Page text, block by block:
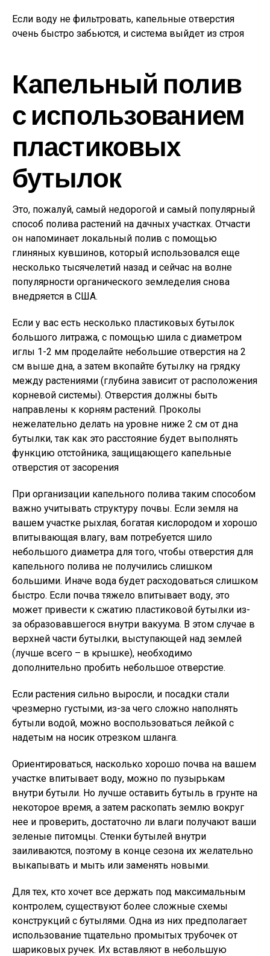
Если воду не фильтровать, капельные отверстия
очень быстро забьются, и система выйдет из строя
Капельный полив
с использованием
пластиковых
бутылок
Это, пожалуй, самый недорогой и самый популярный
способ полива растений на дачных участках. Отчасти
он напоминает локальный полив с помощью
глиняных кувшинов, который использовался еще
несколько тысячелетий назад и сейчас на волне
популярности органического земледелия снова
внедряется в США.
Если у вас есть несколько пластиковых бутылок
большого литража, с помощью шила с диаметром
иглы 1-2 мм проделайте небольшие отверстия на 2
см выше дна, а затем вкопайте бутылку на грядку
между растениями (глубина зависит от расположения
корневой системы). Отверстия должны быть
направлены к корням растений. Проколы
нежелательно делать на уровне ниже 2 см от дна
бутылки, так как это расстояние будет выполнять
функцию отстойника, защищающего капельные
отверстия от засорения
При организации капельного полива таким способом
важно учитывать структуру почвы. Если земля на
вашем участке рыхлая, богатая кислородом и хорошо
впитывающая влагу, вам потребуется шило
небольшого диаметра для того, чтобы отверстия для
капельного полива не получились слишком
большими. Иначе вода будет расходоваться слишком
быстро. Если почва тяжело впитывает воду, это
может привести к сжатию пластиковой бутылки из-
за образовавшегося внутри вакуума. В этом случае в
верхней части бутылки, выступающей над землей
(лучше всего – в крышке), необходимо
дополнительно пробить небольшое отверстие.
Если растения сильно выросли, и посадки стали
чрезмерно густыми, из-за чего сложно наполнять
бутыли водой, можно воспользоваться лейкой с
надетым на носик отрезком шланга.
Ориентироваться, насколько хорошо почва на вашем
участке впитывает воду, можно по пузырькам
внутри бутыли. Но лучше оставить бутыль в грунте на
некоторое время, а затем раскопать землю вокруг
нее и проверить, достаточно ли влаги получают ваши
зеленые питомцы. Стенки бутылей внутри
заиливаются, поэтому в конце сезона их желательно
выкапывать и мыть или заменять новыми.
Для тех, кто хочет все держать под максимальным
контролем, существуют более сложные схемы
конструкций с бутылями. Одна из них предполагает
использование тщательно промытых трубочек от
шариковых ручек. Их вставляют в небольшую